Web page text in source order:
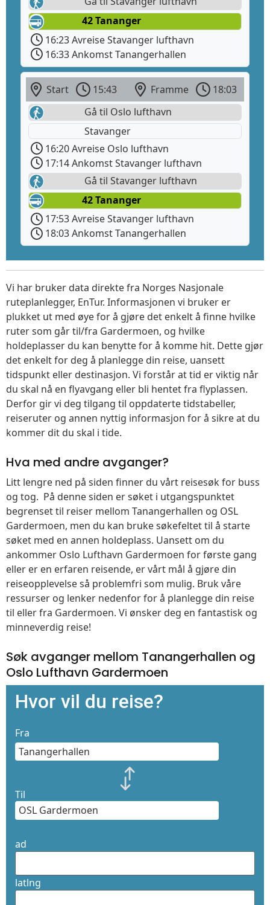
42 Tananger
16:23 Avreise Stavanger lufthavn
16:33 Ankomst Tanangerhallen
Start 15:43 Framme
18:03
Gå til Oslo lufthavn
Stavanger
16:20 Avreise Oslo lufthavn
17:14 Ankomst Stavanger lufthavn
Gå til Stavanger lufthavn
42 Tananger
17:53 Avreise Stavanger lufthavn
18:03 Ankomst Tanangerhallen
Vi har bruker data direkte fra Norges Nasjonale
ruteplanlegger, EnTur. Informasjonen vi bruker er
plukket ut med øye for å gjøre det enkelt å finne hvilke
ruter som går til/fra Gardermoen, og hvilke
holdeplasser du kan benytte for å komme hit. Dette gjør
det enkelt for deg å planlegge din reise, uansett
tidspunkt eller destinasjon. Vi forstår at tid er viktig når
du skal nå en flyavgang eller bli hentet fra flyplassen.
Derfor gir vi deg tilgang til oppdaterte tidstabeller,
reiseruter og annen nyttig informasjon for å sikre at du
kommer dit du skal i tide.
Hva med andre avganger?
Litt lengre ned på siden finner du vårt reisesøk for buss
og tog. På denne siden er søket i utgangspunktet
begrenset til reiser mellom Tanangerhallen og OSL
Gardermoen, men du kan bruke søkefeltet til å starte
søket med en annen holdeplass. Uansett om du
ankommer Oslo Lufthavn Gardermoen for første gang
eller er en erfaren reisende, er vårt mål å gjøre din
reiseopplevelse så problemfri som mulig. Bruk våre
ressurser og lenker nedenfor for å planlegge din reise
til eller fra Gardermoen. Vi ønsker deg en fantastisk og
minneverdig reise!
Søk avganger mellom Tanangerhallen og
Oslo Lufthavn Gardermoen
Hvor vil du reise?
Fra
Til
ad
latlng